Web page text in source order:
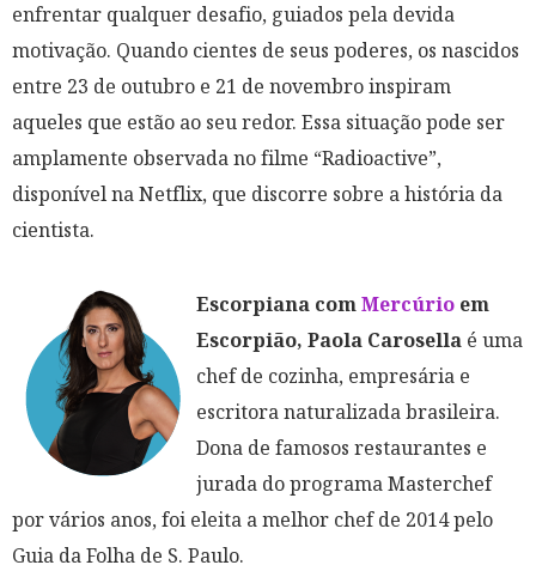
enfrentar qualquer desafio, guiados pela devida
motivação. Quando cientes de seus poderes, os nascidos
entre 23 de outubro e 21 de novembro inspiram
aqueles que estão ao seu redor. Essa situação pode ser
amplamente observada no filme “Radioactive”,
disponível na Netflix, que discorre sobre a história da
cientista.
Escorpiana comMercúrio em
Escorpião, Paola Carosella é uma
chef de cozinha, empresária e
escritora naturalizada brasileira.
Dona de famosos restaurantes e
jurada do programa Masterchef
por vários anos, foi eleita a melhor chef de 2014 pelo
Guia da Folha de S. Paulo.